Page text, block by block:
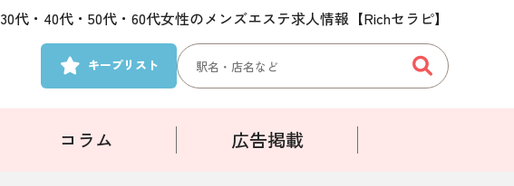
30代・40代・50代・60代女性のメンズエステ求人情報【Richセラピ】
キープリスト
検
索:
コラム 広告掲載